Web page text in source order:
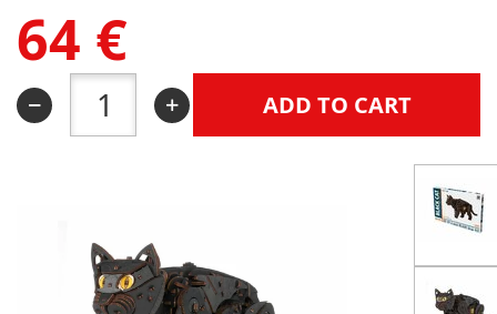
64 €
ADD TO CART